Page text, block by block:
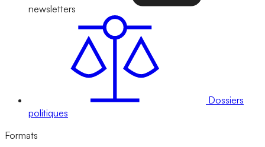
newsletters
Dossiers
politiques
Formats